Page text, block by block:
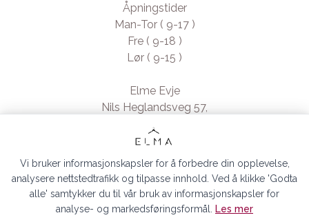
Åpningstider
Man-Tor ( 9-17 )
Fre ( 9-18 )
Lør ( 9-15 )
Elme Evje
Nils Heglandsveg 57,
4735 Evje, Norway
- Org. nr. 923370994
Vi bruker informasjonskapsler for å forbedre din opplevelse,
analysere nettstedtrafikk og tilpasse innhold. Ved å klikke 'Godta
alle' samtykker du til vår bruk av informasjonskapsler for
analyse- og markedsføringsformål.
Les mer